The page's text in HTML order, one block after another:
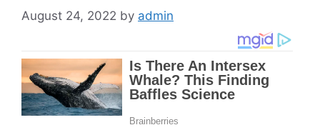
August 24, 2022 by admin